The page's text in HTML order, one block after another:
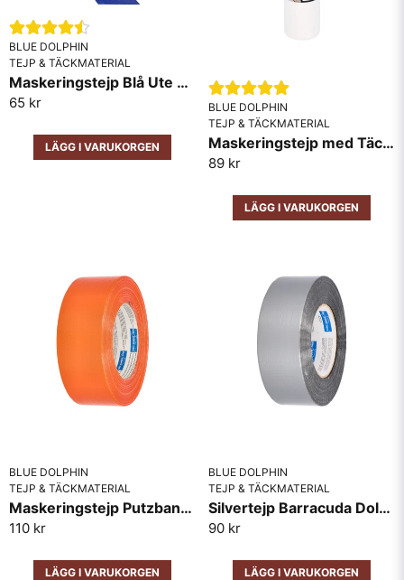
BLUE DOLPHIN
TEJP & TÄCKMATERIAL
Maskeringstejp Blå Ute och Inne 50m
65 kr
LÄGG I VARUKORGEN
BLUE DOLPHIN
TEJP & TÄCKMATERIAL
Maskeringstejp med Täckfolie Washi Blue Dolphin
89 kr
LÄGG I VARUKORGEN
BLUE DOLPHIN
TEJP & TÄCKMATERIAL
Maskeringstejp Putzband Dolphin 48mm x 50m
110 kr
LÄGG I VARUKORGEN
BLUE DOLPHIN
TEJP & TÄCKMATERIAL
Silvertejp Barracuda Dolphin 48mm
90 kr
LÄGG I VARUKORGEN
Skicka fråga